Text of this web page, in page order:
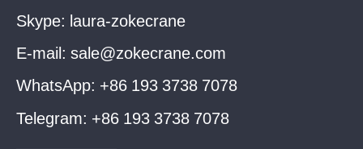
Skype: laura-zokecrane
E-mail: sale@zokecrane.com
WhatsApp: +86 193 3738 7078
Telegram: +86 193 3738 7078